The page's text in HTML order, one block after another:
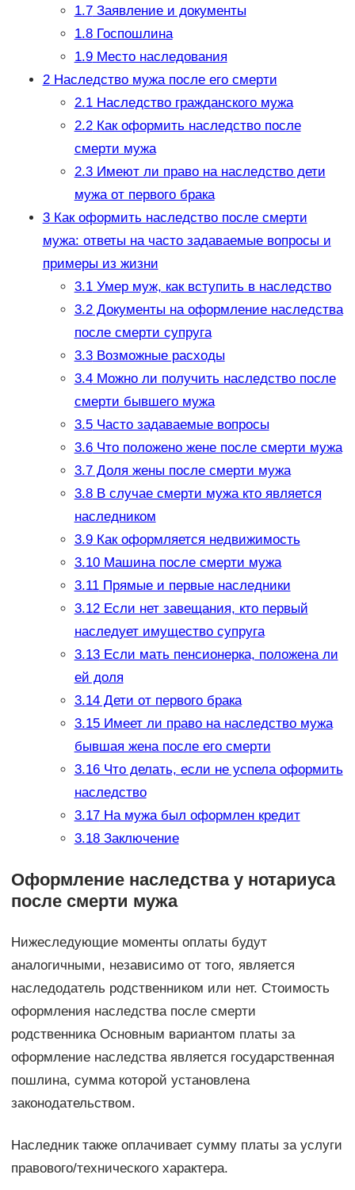
1.7Заявление и документы
1.8Госпошлина
1.9Место наследования
2Наследство мужа после его смерти
2.1Наследство гражданского мужа
2.2Как оформить наследство после
смерти мужа
2.3Имеют ли право на наследство дети
мужа от первого брака
3Как оформить наследство после смерти
мужа: ответы на часто задаваемые вопросы и
примеры из жизни
3.1Умер муж, как вступить в наследство
3.2Документы на оформление наследства
после смерти супруга
3.3Возможные расходы
3.4Можно ли получить наследство после
смерти бывшего мужа
3.5Часто задаваемые вопросы
3.6Что положено жене после смерти мужа
3.7Доля жены после смерти мужа
3.8В случае смерти мужа кто является
наследником
3.9Как оформляется недвижимость
3.10Машина после смерти мужа
3.11Прямые и первые наследники
3.12Если нет завещания, кто первый
наследует имущество супруга
3.13Если мать пенсионерка, положена ли
ей доля
3.14Дети от первого брака
3.15Имеет ли право на наследство мужа
бывшая жена после его смерти
3.16Что делать, если не успела оформить
наследство
3.17На мужа был оформлен кредит
3.18Заключение
Оформление наследства у нотариуса
после смерти мужа
Нижеследующие моменты оплаты будут
аналогичными, независимо от того, является
наследодатель родственником или нет. Стоимость
оформления наследства после смерти
родственника Основным вариантом платы за
оформление наследства является государственная
пошлина, сумма которой установлена
законодательством.
Наследник также оплачивает сумму платы за услуги
правового/технического характера.